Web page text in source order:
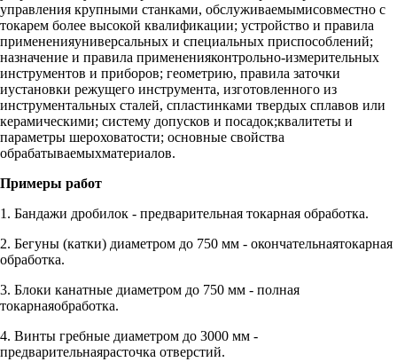
управления крупными станками, обслуживаемымисовместно с
токарем более высокой квалификации; устройство и правила
примененияуниверсальных и специальных приспособлений;
назначение и правила примененияконтрольно-измерительных
инструментов и приборов; геометрию, правила заточки
иустановки режущего инструмента, изготовленного из
инструментальных сталей, спластинками твердых сплавов или
керамическими; систему допусков и посадок;квалитеты и
параметры шероховатости; основные свойства
обрабатываемыхматериалов.
Примеры работ
1. Бандажи дробилок - предварительная токарная обработка.
2. Бегуны (катки) диаметром до 750 мм - окончательнаятокарная
обработка.
3. Блоки канатные диаметром до 750 мм - полная
токарнаяобработка.
4. Винты гребные диаметром до 3000 мм -
предварительнаярасточка отверстий.